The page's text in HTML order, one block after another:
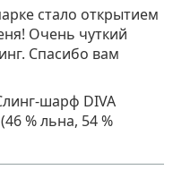
стало открытием
Очень чуткий
Спасибо вам
шарф DIVA
% льна, 54 %